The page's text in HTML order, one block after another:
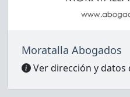
Moratalla Abogados
Ver dirección y datos